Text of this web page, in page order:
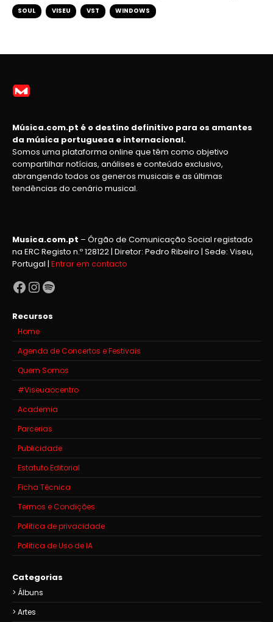
SOUL VISEU VST WINDOWS
Música.com.pt é o destino definitivo para os amantes
da música portuguesa e internacional.
Somos uma plataforma online que têm como objetivo
compartilhar notícias, análises e conteúdo exclusivo,
abrangendo todos os generos musicais e as últimas
tendências do cenário musical.
Musica.com.pt – Órgão de Comunicação Social registado
na ERC Registo n.º 128122 | Diretor: Pedro Ribeiro | Sede: Viseu,
Portugal | Entrar em contacto
Facebook
Instagram
Spotify
Recursos
Home
Agenda de Concertos e Festivais
Quem Somos
#Viseuaocentro
Academia
Parcerias
Publicidade
Estatuto Editorial
Ficha Técnica
Termos e Condições
Política de privacidade
Política de Uso de IA
Categorias
Álbuns
Artes